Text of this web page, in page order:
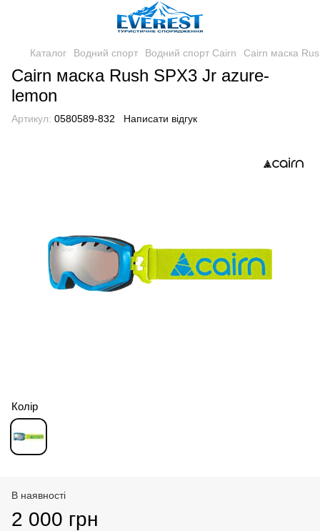
Каталог Водний спорт Водний спорт Cairn Cairn маска
Cairn маска Rush SPX3 Jr azure-
lemon
Артикул: 0580589-832 Написати відгук
Колір
В наявності
2 000 грн